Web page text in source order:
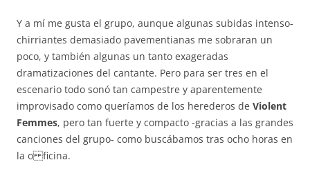
Y a mí me gusta el grupo, aunque algunas subidas intenso-
chirriantes demasiado pavementianas me sobraran un
poco, y también algunas un tanto exageradas
dramatizaciones del cantante. Pero para ser tres en el
escenario todo sonó tan campestre y aparentemente
improvisado como queríamos de los herederos de Violent
Femmes, pero tan fuerte y compacto -gracias a las grandes
canciones del grupo- como buscábamos tras ocho horas en
la o ficina.